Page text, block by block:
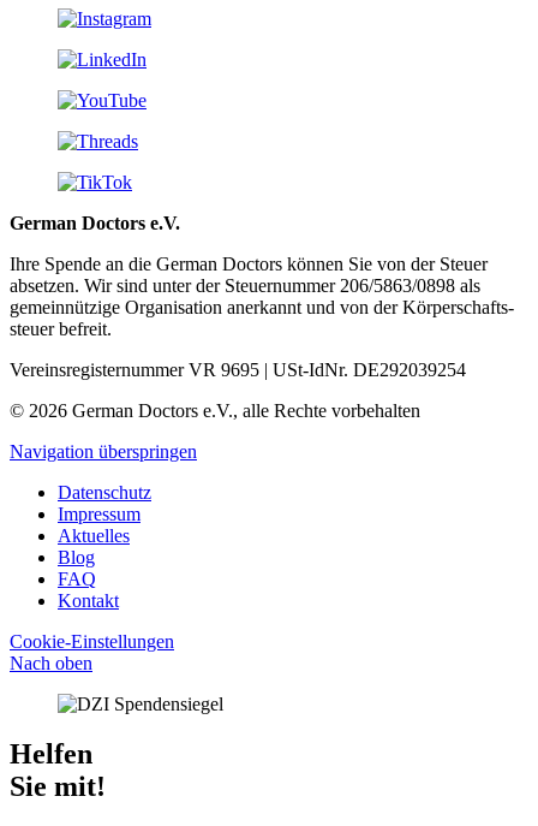
German Doctors e.V.
Ihre Spende an die German Doctors können Sie von der Steuer
absetzen. Wir sind unter der Steuer­nummer 206/5863/0898 als
gemein­nützige Organisation aner­kannt und von der Körper­schafts­
steuer befreit.
Vereinsregisternummer VR 9695 | USt-IdNr. DE292039254
© 2026 German Doctors e.V., alle Rechte vorbehalten
Navigation überspringen
Datenschutz
Impressum
Aktuelles
Blog
FAQ
Kontakt
Cookie-Einstellungen
Nach oben
Helfen
Sie mit!